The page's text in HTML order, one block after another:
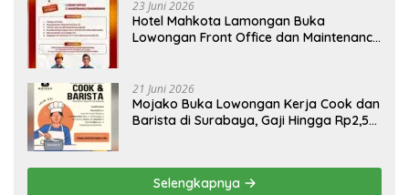
23 Juni 2026
Hotel Mahkota Lamongan Buka
Lowongan Front Office dan Maintenance
21 Juni 2026
Mojako Buka Lowongan Kerja Cook dan
Barista di Surabaya, Gaji Hingga Rp2,5
Selengkapnya